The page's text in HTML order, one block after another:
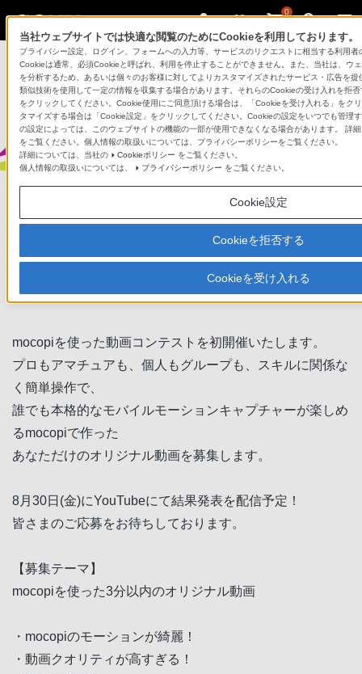
0
モバイルモーションキャプチャー mocopi（モコピ）
mocopi 動画コンテスト 開催決定！
mocopiを使った動画コンテストを初開催いたします。
プロもアマチュアも、個人もグループも、スキルに関係な
く簡単操作で、
誰でも本格的なモバイルモーションキャプチャーが楽しめ
るmocopiで作った
あなただけのオリジナル動画を募集します。
8月30日(金)にYouTubeにて結果発表を配信予定！
皆さまのご応募をお待ちしております。
【募集テーマ】
mocopiを使った3分以内のオリジナル動画
・mocopiのモーションが綺麗！
・動画クオリティが高すぎる！
当社ウェブサイトでは快適な閲覧のためにCookieを利用しております。
プライバシー設定、ログイン、フォームへの入力等、サービスのリクエストに相当する利用
Cookieは通常、必須Cookieと呼ばれ、利用を停止することができません。また、当社は、ウ
を分析するため、あるいは個々のお客様に対してよりカスタマイズされたサービス・広告を
類似技術を使用して一定の情報を収集する場合があります。それらのCookieの受け入れを拒
をクリックしてください。Cookie使用にご同意頂ける場合は、「Cookieを受け入れる」をク
タマイズする場合は「Cookie設定」をクリックしてください。Cookieの設定をいつでも管理
の設定によっては、このウェブサイトの機能の一部が使用できなくなる場合があります。 詳
をご覧ください。個人情報の取扱いについては、プライバシーポリシーをご覧ください。
詳細については、当社の
Cookieポリシー をご覧ください。
個人情報の取扱いについては、
プライバシーポリシー をご覧ください。
Cookie設定
Cookieを拒否する
Cookieを受け入れる